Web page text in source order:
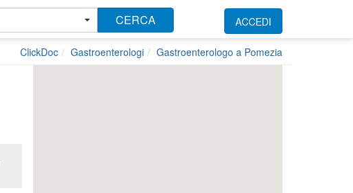
CERCA ACCEDI
ClickDoc Gastroenterologi Gastroenterologo a Pomezia